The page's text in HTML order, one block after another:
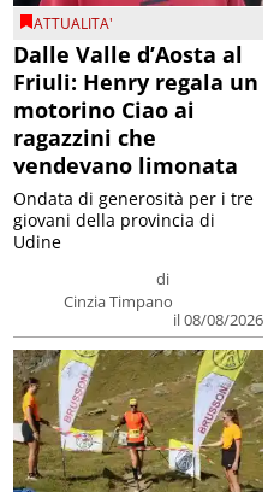
ATTUALITA'
Dalle Valle d’Aosta al
Friuli: Henry regala un
motorino Ciao ai
ragazzini che
vendevano limonata
di
Cinzia Timpano
il 08/08/2026
Ondata di generosità per i tre
giovani della provincia di
Udine